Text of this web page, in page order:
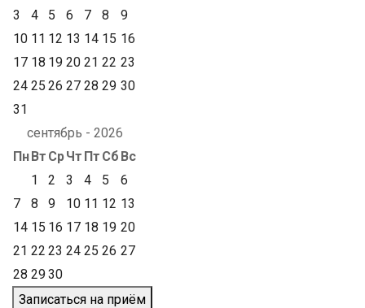
3
4 5 6 7 8
9
10 11 12 13 14 15 16
17 18 19 20 21 22 23
24 25 26 27 28 29 30
31
сентябрь - 2026
ПнВт СрЧт Пт Сб Вс
1
2 3 4 5
6
7
8 9 10 11 12 13
14 15 16 17 18 19 20
21 22 23 24 25 26 27
28 2930
Записаться на приём